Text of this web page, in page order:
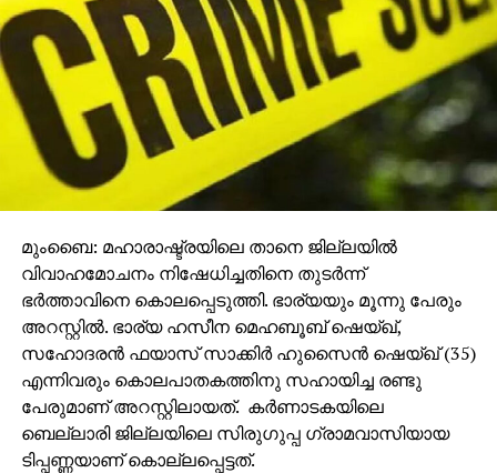
ഇന്‍ഫ്രാസ്ട്രക്ചര്‍ പ്രൈവറ്റ് ലിമിറ്റഡ്, യൂണിറ്റി
കണ്‍സ്ട്രക്ഷന്‍ പ്രൈവറ്റ് ലിമിറ്റഡ് എന്നിവയുടെ
പ്രവര്‍ത്തനം നിര്‍ത്താന്‍ ഉത്തരവിട്ടിരുന്നു.
താനെയിലും നവി മുംബൈയിലും ആറ് ആര്‍എംസി
യൂണിറ്റുകളും കല്യാണില്‍ ഒന്‍പത് യൂണിറ്റുകളും
മാനദണ്ഡങ്ങള്‍ ലംഘിച്ചതായി കണ്ടെത്തി.തുടര്‍ന്ന്
പ്രവര്‍ത്തനം അവസാനിപ്പിക്കാന്‍ ഉത്തരവിട്ടതായി
ഇതോടെ മൊത്തം പൂട്ടുന്നവ 19 ആയി. നിബന്ധനകള്‍
പാലിക്കാത്ത വ്യവസായങ്ങള്‍ക്കെതിരേ നടപടികള്‍
തുടരുമെന്നും എംപിസിബി വ്യക്തമാക്കി.
മുംബൈ: മഹാരാഷ്ട്രയിലെ താനെ ജില്ലയില്‍
വിവാഹമോചനം നിഷേധിച്ചതിനെ തുടര്‍ന്ന്
ഭര്‍ത്താവിനെ കൊലപ്പെടുത്തി. ഭാര്യയും മൂന്നു പേരും
അറസ്റ്റില്‍. ഭാര്യ ഹസീന മെഹബൂബ് ഷെയ്ഖ്,
സഹോദരന്‍ ഫയാസ് സാക്കിര്‍ ഹുസൈന്‍ ഷെയ്ഖ് (35)
എന്നിവരും കൊലപാതകത്തിനു സഹായിച്ച രണ്ടു
പേരുമാണ് അറസ്റ്റിലായത്. കര്‍ണാടകയിലെ
ബെല്ലാരി ജില്ലയിലെ സിരുഗുപ്പ ഗ്രാമവാസിയായ
ടിപ്പണ്ണയാണ് കൊല്ലപ്പെട്ടത്.